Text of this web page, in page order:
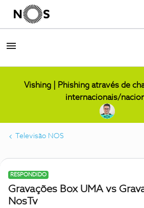
Vishing | Phishing através de
internacionais/
Televisão NOS
RESPONDIDO
Gravações Box UMA vs
NosTv